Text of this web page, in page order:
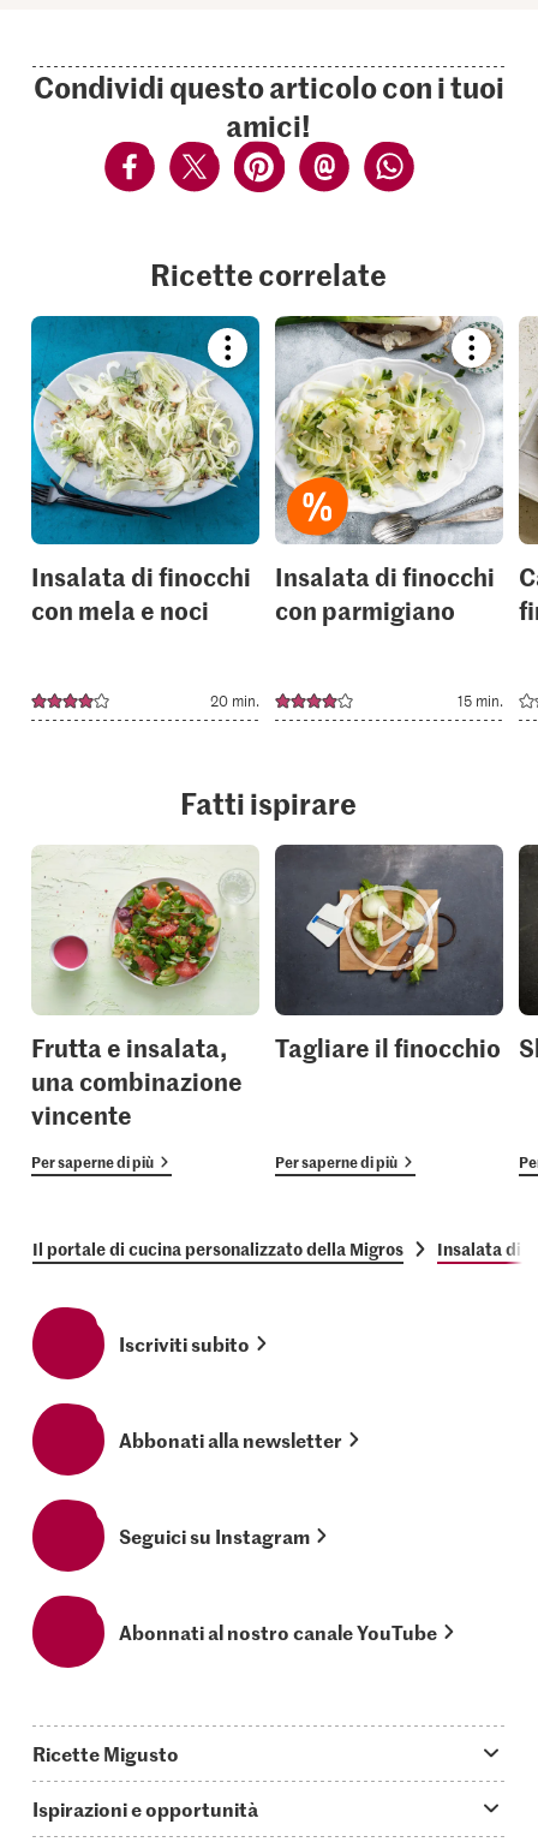
Condividi questo articolo con i tuoi
amici!
Ricette correlate
Bookmark
recipe
or
add
it
to
your
collections.
Insalata di finocchi
con mela e noci
20 min.
recipe
or
add
it
to
your
Insalata di finocchi
con parmigiano
15 min.
Fatti ispirare
Frutta e insalata,
una combinazione
vincente
Per saperne di più
Tagliare il finocchio
Per saperne di più
Il portale di cucina personalizzato della Migros Insalata di
Iscriviti subito
Abbonati alla newsletter
Seguici su Instagram
Abonnati al nostro canale YouTube
Ricette Migusto
Ispirazioni e opportunità